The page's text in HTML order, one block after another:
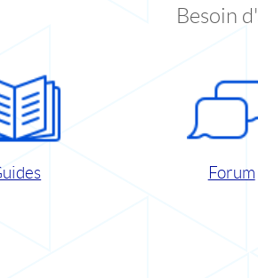
Besoin
Forum